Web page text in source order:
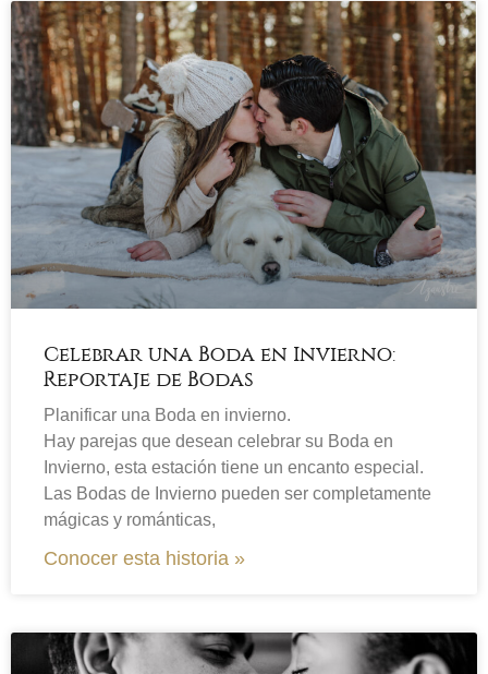
Celebrar una Boda en Invierno:
Reportaje de Bodas
Planificar una Boda en invierno.
Hay parejas que desean celebrar su Boda en
Invierno, esta estación tiene un encanto especial.
Las Bodas de Invierno pueden ser completamente
mágicas y románticas,
Conocer esta historia »